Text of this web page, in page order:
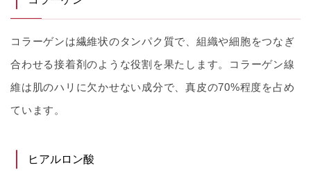
コラーゲンは繊維状のタンパク質で、組織や細胞をつなぎ
合わせる接着剤のような役割を果たします。コラーゲン線
維は肌のハリに欠かせない成分で、真皮の70%程度を占め
ています。
ヒアルロン酸